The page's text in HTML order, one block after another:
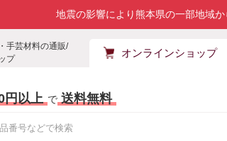
地震の影響により熊本県の一部地域
手芸材料の通販/
プ
オンラインショップ
円以上 で 送料無料